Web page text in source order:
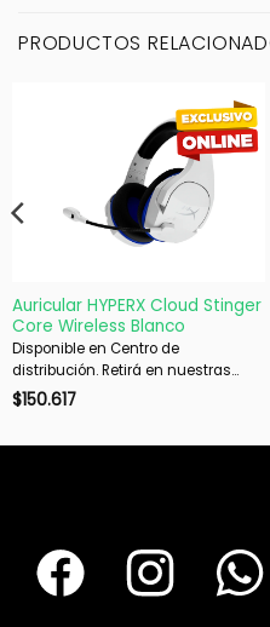
PRODUCTOS
Auricular HYPERX Cloud Stinger
Core Wireless Blanco
Disponible en Centro de
distribución. Retirá en nuestras
sucursales en 48 hs hábiles. Si es
$150.617